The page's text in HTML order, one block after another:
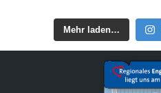
Mehr laden…